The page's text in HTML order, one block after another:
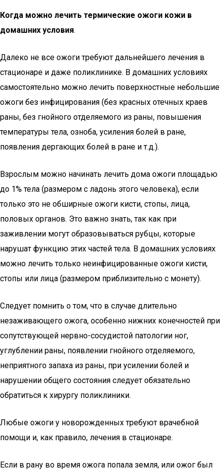
Когда можно лечить термические ожоги кожи в
домашних условия.
Далеко не все ожоги требуют дальнейшего лечения в
стационаре и даже поликлинике. В домашних условиях
самостоятельно можно лечить поверхностные небольшие
ожоги без инфицирования (без красных отечных краев
раны, без гнойного отделяемого из раны, повышения
температуры тела, озноба, усиления болей в ране,
появления дергающих болей в ране и т.д.).
Взрослым можно начинать лечить дома ожоги площадью
до 1% тела (размером с ладонь этого человека), если
только это не обширные ожоги кисти, стопы, лица,
половых органов. Это важно знать, так как при
заживлении могут образовываться рубцы, которые
нарушат функцию этих частей тела. В домашних условиях
можно лечить только неинфицированные ожоги кисти,
стопы или лица (размером приблизительно с монету).
Следует помнить о том, что в случае длительно
незаживающего ожога, особенно нижних конечностей при
сопутствующей нервно-сосудистой патологии ног,
углублении раны, появлении гнойного отделяемого,
неприятного запаха из раны, при усилении болей и
нарушении общего состояния следует обязательно
обратиться к хирургу поликлиники.
Любые ожоги у новорожденных требуют врачебной
помощи и, как правило, лечения в стационаре.
Если в рану во время ожога попала земля, или ожог был